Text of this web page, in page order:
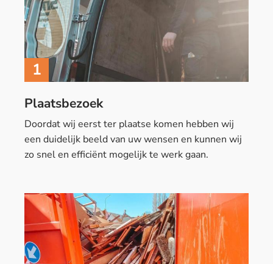
1
Doordat wij eerst ter plaatse komen hebben wij
een duidelijk beeld van uw wensen en kunnen wij
zo snel en efficiënt mogelijk te werk gaan.
Plaatsbezoek